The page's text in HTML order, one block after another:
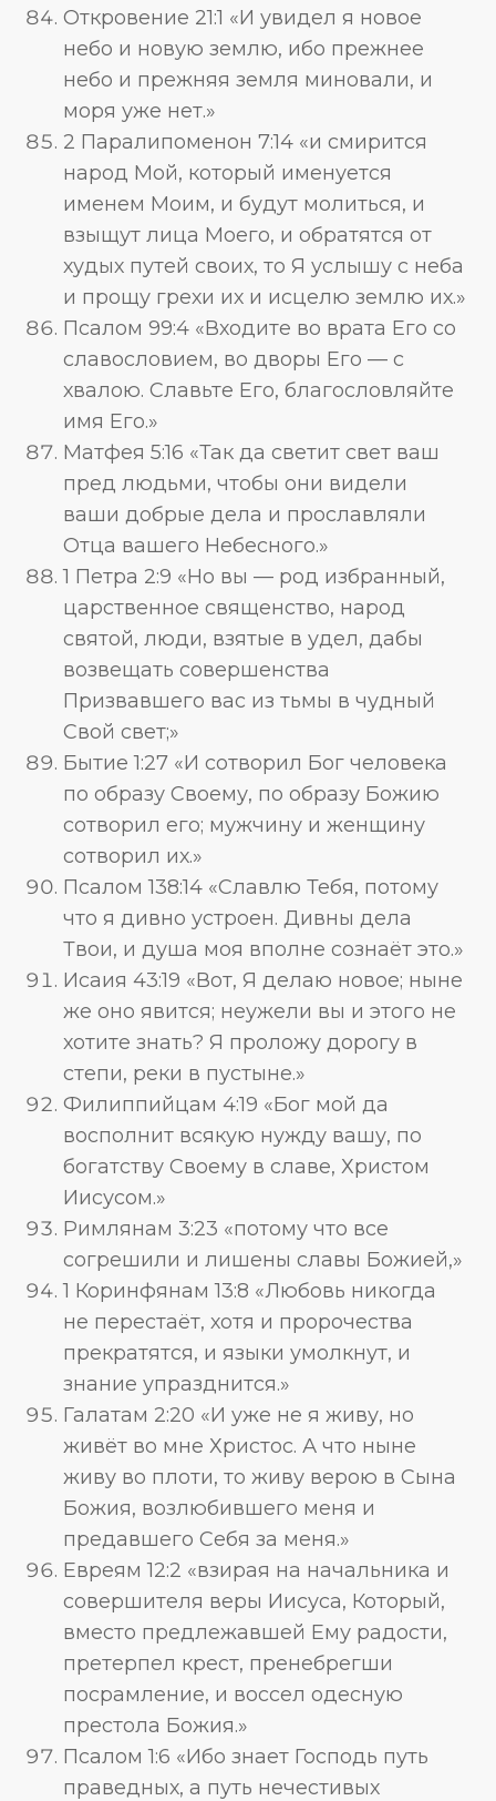
Откровение 21:1 «И увидел я новое
небо и новую землю, ибо прежнее
небо и прежняя земля миновали, и
моря уже нет.»
2 Паралипоменон 7:14 «и смирится
народ Мой, который именуется
именем Моим, и будут молиться, и
взыщут лица Моего, и обратятся от
худых путей своих, то Я услышу с неба
и прощу грехи их и исцелю землю их.»
Псалом 99:4 «Входите во врата Его со
славословием, во дворы Его — с
хвалою. Славьте Его, благословляйте
имя Его.»
Матфея 5:16 «Так да светит свет ваш
пред людьми, чтобы они видели
ваши добрые дела и прославляли
Отца вашего Небесного.»
1 Петра 2:9 «Но вы — род избранный,
царственное священство, народ
святой, люди, взятые в удел, дабы
возвещать совершенства
Призвавшего вас из тьмы в чудный
Свой свет;»
Бытие 1:27 «И сотворил Бог человека
по образу Своему, по образу Божию
сотворил его; мужчину и женщину
сотворил их.»
Псалом 138:14 «Славлю Тебя, потому
что я дивно устроен. Дивны дела
Твои, и душа моя вполне сознаёт это.»
Исаия 43:19 «Вот, Я делаю новое; ныне
же оно явится; неужели вы и этого не
хотите знать? Я проложу дорогу в
степи, реки в пустыне.»
Филиппийцам 4:19 «Бог мой да
восполнит всякую нужду вашу, по
богатству Своему в славе, Христом
Иисусом.»
Римлянам 3:23 «потому что все
согрешили и лишены славы Божией,»
1 Коринфянам 13:8 «Любовь никогда
не перестаёт, хотя и пророчества
прекратятся, и языки умолкнут, и
знание упразднится.»
Галатам 2:20 «И уже не я живу, но
живёт во мне Христос. А что ныне
живу во плоти, то живу верою в Сына
Божия, возлюбившего меня и
предавшего Себя за меня.»
Евреям 12:2 «взирая на начальника и
совершителя веры Иисуса, Который,
вместо предлежавшей Ему радости,
претерпел крест, пренебрегши
посрамление, и воссел одесную
престола Божия.»
Псалом 1:6 «Ибо знает Господь путь
праведных, а путь нечестивых